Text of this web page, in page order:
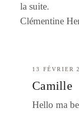
la suite.
Clémentine
13 FÉVRIER
Camille
Hello ma